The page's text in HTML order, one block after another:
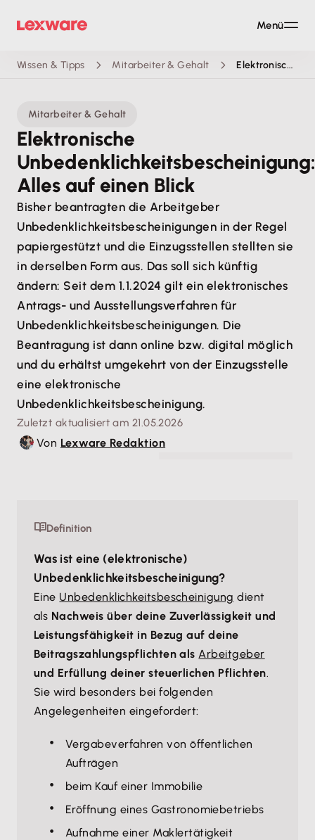
Wissen & Tipps Mitarbeiter & Gehalt Elektronische Unbedenklichkeitsbescheinigung
Mitarbeiter & Gehalt
Elektronische
Unbedenklichkeitsbescheinigung:
Alles auf einen Blick
Bisher beantragten die Arbeitgeber
Unbedenklichkeitsbescheinigungen in der Regel
papiergestützt und die Einzugsstellen stellten sie
in derselben Form aus. Das soll sich künftig
ändern: Seit dem 1.1.2024 gilt ein elektronisches
Antrags- und Ausstellungsverfahren für
Unbedenklichkeitsbescheinigungen. Die
Beantragung ist dann online bzw. digital möglich
und du erhältst umgekehrt von der Einzugsstelle
eine elektronische
Unbedenklichkeitsbescheinigung.
Zuletzt aktualisiert am 21.05.2026
Von Lexware Redaktion© Suphakant - stock.adobe.com
Definition
Was ist eine (elektronische)
Unbedenklichkeitsbescheinigung?
Eine Unbedenklichkeitsbescheinigung dient
als Nachweis über deine Zuverlässigkeit und
Leistungsfähigkeit in Bezug auf deine
Beitragszahlungspflichten alsArbeitgeber
und Erfüllung deiner steuerlichen Pflichten.
Sie wird besonders bei folgenden
Angelegenheiten eingefordert:
Vergabeverfahren von öffentlichen
Aufträgen
beim Kauf einer Immobilie
Eröffnung eines Gastronomiebetriebs
Aufnahme einer Maklertätigkeit
Menü